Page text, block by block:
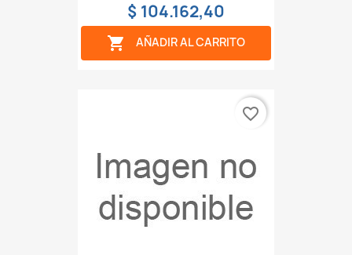
$ 104.162,40
 AÑADIR AL CARRITO
favorite_border